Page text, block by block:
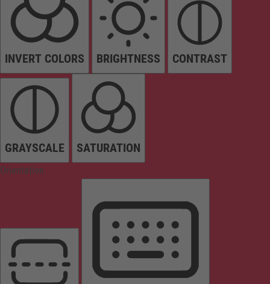
INVERT COLORS BRIGHTNESS CONTRAST
GRAYSCALE SATURATION
Orientation